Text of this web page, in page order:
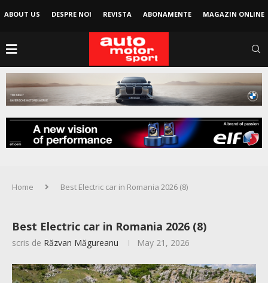
ABOUT US DESPRE NOI REVISTA ABONAMENTE MAGAZIN ONLINE
Home Best Electric car in Romania 2026 (8)
Best Electric car in Romania 2026 (8)
scris de Răzvan Măgureanu May 21, 2026